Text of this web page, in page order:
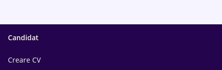
Candidat
Creare CV